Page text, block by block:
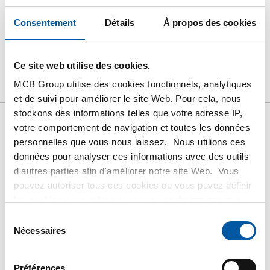
Consentement Détails À propos des cookies
Ce site web utilise des cookies.
MCB Group utilise des cookies fonctionnels, analytiques
et de suivi pour améliorer le site Web. Pour cela, nous
stockons des informations telles que votre adresse IP,
votre comportement de navigation et toutes les données
personnelles que vous nous laissez. Nous utilions ces
données pour analyser ces informations avec des outils
d'autres parties afin d'améliorer notre site Web. Vous
pouvez autoriser tous ces cookies ou vous puvez définir
plus d'informations sur les cookies que nous conservons
et les parties avec lesquelles nous travaillons dans notre
Nécessaires
Préférences
Produit Description du produit
Téléchargements Caractéristiques
Liste de prix bruts: Inox
1.4301/1.4307 (304/304L)
cornière inégal soudé laser
Prix en euro par 1 KG
N° d'article
Description